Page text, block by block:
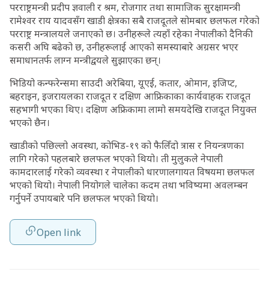
परराष्ट्रमन्त्री प्रदीप ज्ञवाली र श्रम, रोजगार तथा सामाजिक सुरक्षामन्त्री
रामेश्वर राय यादवसँग खाडी क्षेत्रका सबै राजदूतले सोमबार छलफल गरेको
परराष्ट्र मन्त्रालयले जनाएको छ। उनीहरूले त्यहाँ रहेका नेपालीको दैनिकी
कसरी अघि बढेको छ, उनीहरूलाई आएको समस्याबारे अग्रसर भएर
समाधानतर्फ लाग्न मन्त्रीद्वयले सुझाएका छन्।
भिडियो कन्फरेन्समा साउदी अरेबिया, यूएई, कतार, ओमान, इजिप्ट,
बहराइन, इजरायलका राजदूत र दक्षिण आफ्रिकाका कार्यवाहक राजदूत
सहभागी भएका थिए। दक्षिण अफ्रिकामा लामो समयदेखि राजदूत नियुक्त
भएको छैन।
खाडीको पछिल्लो अवस्था, कोभिड-१९ को फैलिँदो त्रास र नियन्त्रणका
लागि गरेको पहलबारे छलफल भएको थियो। ती मुलुकले नेपाली
कामदारलाई गरेको व्यवस्था र नेपालीको धारणालगायत विषयमा छलफल
भएको थियो। नेपाली नियोगले चालेका कदम तथा भविष्यमा अवलम्बन
गर्नुपर्ने उपायबारे पनि छलफल भएको थियो।
Open link